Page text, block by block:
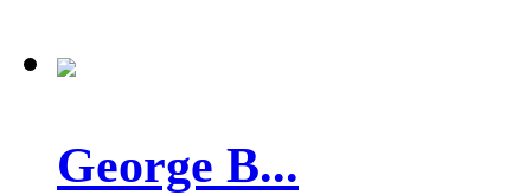
George B...